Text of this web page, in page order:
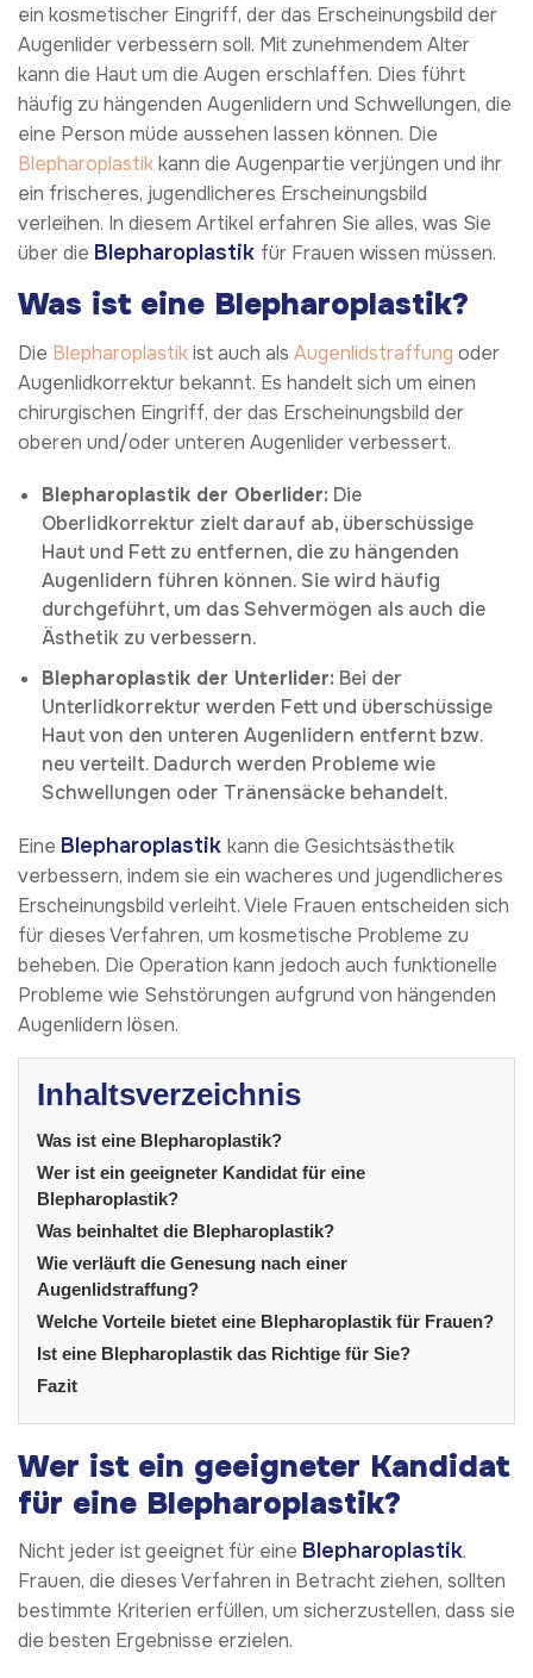
ein kosmetischer Eingriff, der das Erscheinungsbild der
Augenlider verbessern soll. Mit zunehmendem Alter
kann die Haut um die Augen erschlaffen. Dies führt
häufig zu hängenden Augenlidern und Schwellungen, die
eine Person müde aussehen lassen können. Die
Blepharoplastikkann die Augenpartie verjüngen und ihr
ein frischeres, jugendlicheres Erscheinungsbild
verleihen. In diesem Artikel erfahren Sie alles, was Sie
über die Blepharoplastik für Frauen wissen müssen.
Was ist eine Blepharoplastik?
Die Blepharoplastikist auch als Augenlidstraffung oder
Augenlidkorrektur bekannt. Es handelt sich um einen
chirurgischen Eingriff, der das Erscheinungsbild der
oberen und/oder unteren Augenlider verbessert.
Blepharoplastik der Oberlider: Die
Oberlidkorrektur zielt darauf ab, überschüssige
Haut und Fett zu entfernen, die zu hängenden
Augenlidern führen können. Sie wird häufig
durchgeführt, um das Sehvermögen als auch die
Ästhetik zu verbessern.
Blepharoplastik der Unterlider: Bei der
Unterlidkorrektur werden Fett und überschüssige
Haut von den unteren Augenlidern entfernt bzw.
neu verteilt. Dadurch werden Probleme wie
Schwellungen oder Tränensäcke behandelt.
Eine Blepharoplastik kann die Gesichtsästhetik
verbessern, indem sie ein wacheres und jugendlicheres
Erscheinungsbild verleiht. Viele Frauen entscheiden sich
für dieses Verfahren, um kosmetische Probleme zu
beheben. Die Operation kann jedoch auch funktionelle
Probleme wie Sehstörungen aufgrund von hängenden
Augenlidern lösen.
Inhaltsverzeichnis
Was ist eine Blepharoplastik?
Wer ist ein geeigneter Kandidat für eine
Blepharoplastik?
Was beinhaltet die Blepharoplastik?
Wie verläuft die Genesung nach einer
Augenlidstraffung?
Welche Vorteile bietet eine Blepharoplastik für Frauen?
Ist eine Blepharoplastik das Richtige für Sie?
Fazit
Wer ist ein geeigneter Kandidat
für eine Blepharoplastik?
Nicht jeder ist geeignet für eine Blepharoplastik.
Frauen, die dieses Verfahren in Betracht ziehen, sollten
bestimmte Kriterien erfüllen, um sicherzustellen, dass sie
die besten Ergebnisse erzielen.